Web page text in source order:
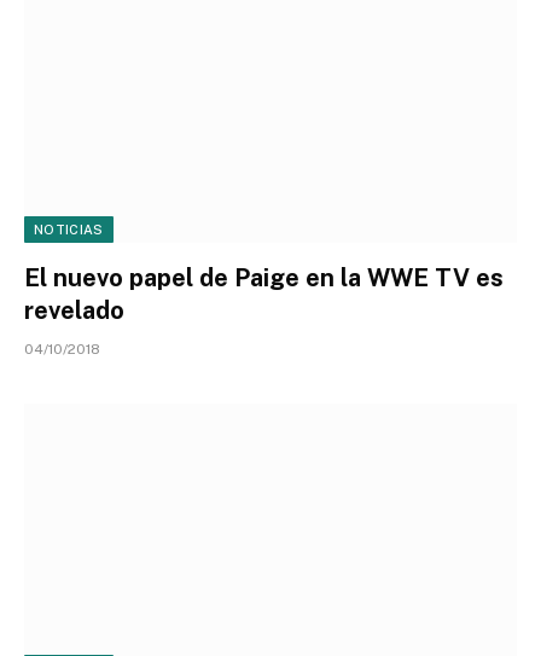
NOTICIAS
El nuevo papel de Paige en la WWE TV es
revelado
04/10/2018